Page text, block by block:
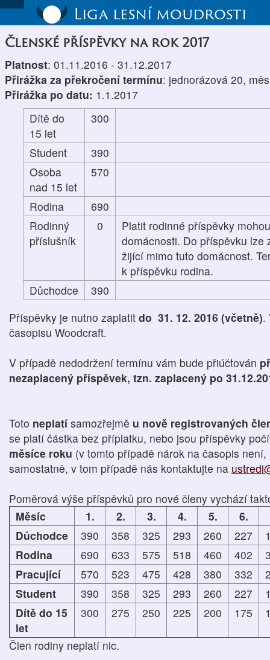
Liga lesní moudrosti
Členské příspěvky na rok 2017
Platnost: 01.11.2016 - 31.12.2017
Přirážka za překročení termínu: jednorázová 20,
Přirážka po datu: 1.1.2017
Dítě do
15 let
300
Student
390
Osoba
nad 15 let
570
Rodina
690
Rodinný
příslušník
0
Platit rodinné příspěvky
domácnosti. Do příspěvku lze
žijící mimo tuto domácnost.
k příspěvku rodina.
Důchodce
390
Příspěvky je nutno zaplatit do 31. 12. 2016 (včetně).
časopisu Woodcraft.
V případě nedodržení termínu vám bude přiúčtován
nezaplacený příspěvek, tzn. zaplacený po
Toto neplatí samozřejmě u nově registrovaných
se platí částka bez příplatku, nebo jsou příspěvky
měsíce roku (v tomto případě nárok na časopis
samostatně, v tom případě nás kontaktujte na
Poměrová výše příspěvků pro nové členy vychází
Měsíc
1. 2. 3. 4. 5. 6.
Důchodce
390 358 325 293 260 227
Rodina
690 633 575 518 460 402
Pracující
570 523 475 428 380 332
Student
390 358 325 293 260 227
Dítě do 15
let
300 275 250 225 200 175
Člen rodiny neplatí nic.